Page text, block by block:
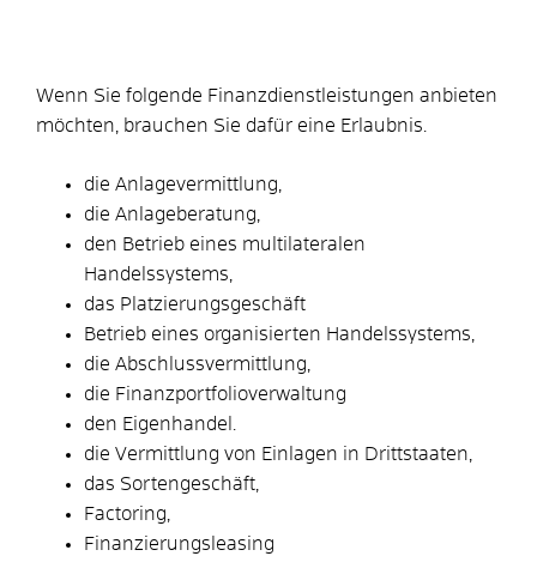
Wenn Sie folgende Finanzdienstleistungen anbieten
möchten, brauchen Sie dafür eine Erlaubnis.
die Anlagevermittlung,
die Anlageberatung,
den Betrieb eines multilateralen
Handelssystems,
das Platzierungsgeschäft
Betrieb eines organisierten Handelssystems,
die Abschlussvermittlung,
die Finanzportfolioverwaltung
den Eigenhandel.
die Vermittlung von Einlagen in Drittstaaten,
das Sortengeschäft,
Factoring,
Finanzierungsleasing